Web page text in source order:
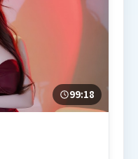
99:18